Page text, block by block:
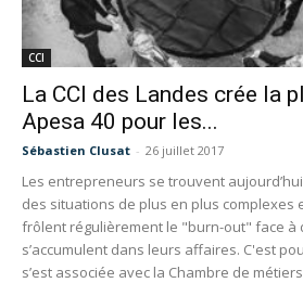
CCI
La CCI des Landes crée la
Apesa 40 pour les...
Sébastien Clusat - 26 juillet 2017
Les entrepreneurs se trouvent
des situations de plus en plus complexes
frôlent régulièrement le "burn-out" face à
s’accumulent dans leurs affaires. C'est
s’est associée avec la Chambre de